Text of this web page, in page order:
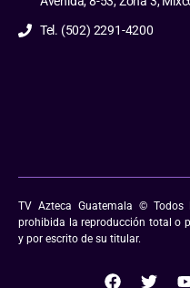
Tel. (502) 2291-4200
TV Azteca Guatemala © Todos
prohibida la reproducción total o
y por escrito de su titular.